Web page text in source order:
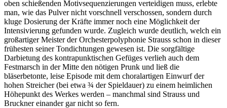
oben schießenden Motivsequenzierungen verteidigen muss, erlebte
man, wie das Pulver nicht vorschnell verschossen, sondern durch
kluge Dosierung der Kräfte immer noch eine Möglichkeit der
Intensivierung gefunden wurde. Zugleich wurde deutlich, welch ein
großartiger Meister der Orchesterpolyphonie Strauss schon in dieser
frühesten seiner Tondichtungen gewesen ist. Die sorgfältige
Darbietung des kontrapunktischen Gefüges verlieh auch dem
Festmarsch in der Mitte den nötigen Prunk und ließ die
bläserbetonte, leise Episode mit dem choralartigen Einwurf der
hohen Streicher (bei etwa ¾ der Spieldauer) zu einem heimlichen
Höhepunkt des Werkes werden – manchmal sind Strauss und
Bruckner einander gar nicht so fern.